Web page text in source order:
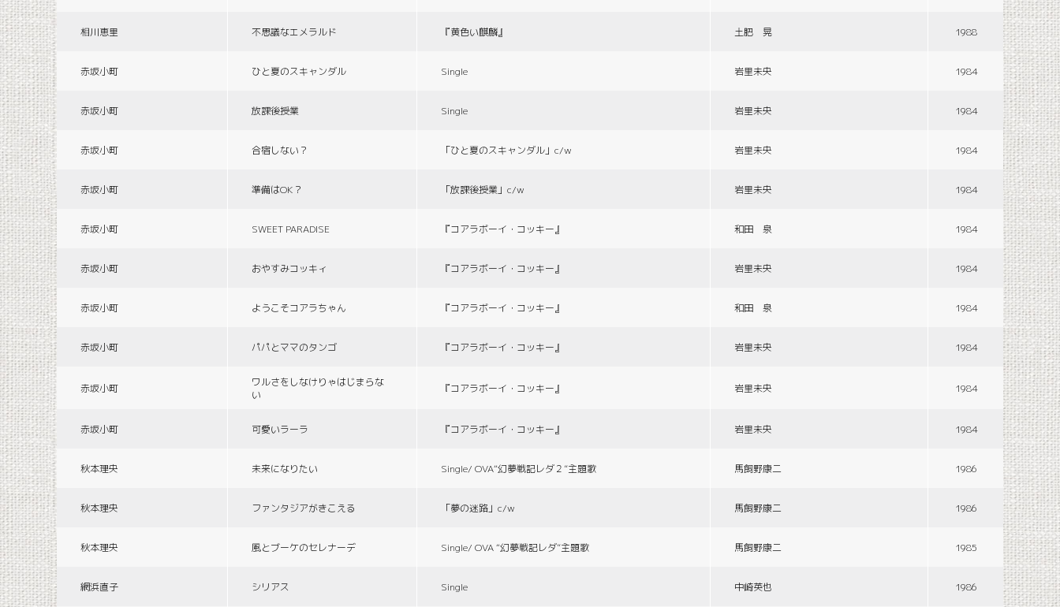
相川恵里 不思議なエメラルド 『黄色い麒麟』 土肥 晃 1988
赤坂小町 ひと夏のスキャンダル Single 岩里未央 1984
赤坂小町 放課後授業 Single 岩里未央 1984
赤坂小町 合宿しない？ 「ひと夏のスキャンダル」c/w 岩里未央 1984
赤坂小町 準備はOK？ 「放課後授業」c/w 岩里未央 1984
赤坂小町 SWEET PARADISE 『コアラボーイ・コッキー』 和田 泉 1984
赤坂小町 おやすみコッキィ 『コアラボーイ・コッキー』 岩里未央 1984
赤坂小町 ようこそコアラちゃん 『コアラボーイ・コッキー』 和田 泉 1984
赤坂小町 パパとママのタンゴ 『コアラボーイ・コッキー』 岩里未央 1984
赤坂小町
ワルさをしなけりゃはじまらな
い
『コアラボーイ・コッキー』 岩里未央 1984
赤坂小町 可愛いラーラ 『コアラボーイ・コッキー』 岩里未央 1984
秋本理央 未来になりたい Single/ OVA“幻夢戦記レダ２”主題歌 馬飼野康二 1986
秋本理央 ファンタジアがきこえる 「夢の迷路」c/w 馬飼野康二 1986
秋本理央 風とブーケのセレナーデ Single/ OVA “幻夢戦記レダ”主題歌 馬飼野康二 1985
網浜直子 シリアス Single 中崎英也 1986